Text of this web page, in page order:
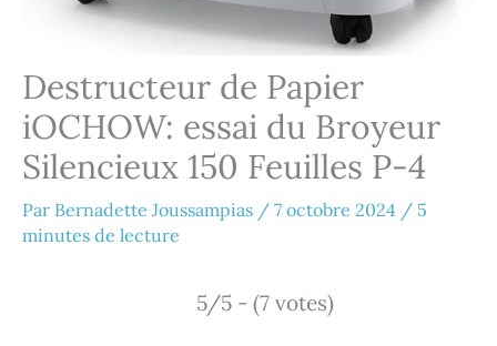
Destructeur de Papier
iOCHOW: essai du Broyeur
Silencieux 150 Feuilles P-4
Par Bernadette Joussampias / 7 octobre 2024 / 5
minutes de lecture
5/5 - (7 votes)